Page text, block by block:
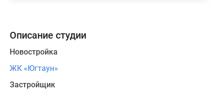
Описание студии
Новостройка
ЖК «Югтаун»
Застройщик